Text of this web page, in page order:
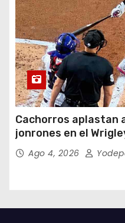
Cachorros aplastan
jonrones en el
Ago 4, 2026